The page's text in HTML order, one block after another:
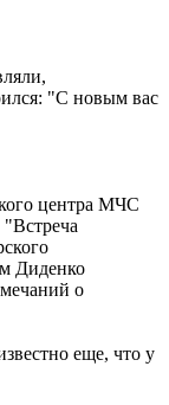
"С новым вас
центра МЧС
Диденко
о
еще, что у